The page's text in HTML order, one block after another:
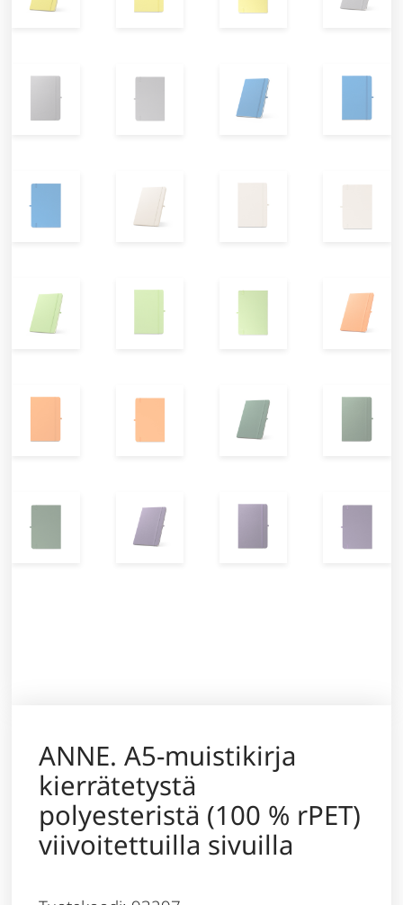
ANNE. A5-muistikirja
kierrätetystä
polyesteristä (100 % rPET)
viivoitettuilla sivuilla